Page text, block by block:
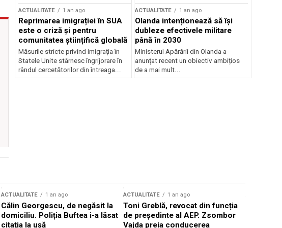
ACTUALITATE 1 an ago
Reprimarea imigrației în SUA
este o criză și pentru
comunitatea științifică globală
Măsurile stricte privind imigrația în
Statele Unite stârnesc îngrijorare în
rândul cercetătorilor din întreaga...
ACTUALITATE 1 an ago
Olanda intenționează să își
dubleze efectivele militare
până în 2030
Ministerul Apărării din Olanda a
anunțat recent un obiectiv ambițios
de a mai mult...
ACTUALITATE 1 an ago
Călin Georgescu, de negăsit la
domiciliu. Poliția Buftea i-a lăsat
citația la ușă
ACTUALITATE 1 an ago
Toni Greblă, revocat din funcția
de președinte al AEP. Zsombor
Vajda preia conducerea